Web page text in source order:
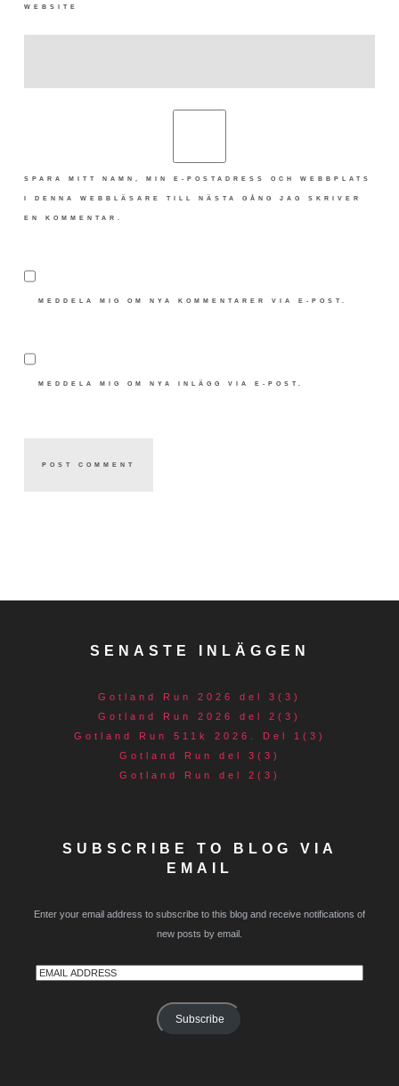
WEBSITE
SPARA MITT NAMN, MIN E-POSTADRESS OCH WEBBPLATS
I DENNA WEBBLÄSARE TILL NÄSTA GÅNG JAG SKRIVER
EN KOMMENTAR.
MEDDELA MIG OM NYA KOMMENTARER VIA E-POST.
MEDDELA MIG OM NYA INLÄGG VIA E-POST.
SENASTE INLÄGGEN
Gotland Run 2026 del 3(3)
Gotland Run 2026 del 2(3)
Gotland Run 511k 2026. Del 1(3)
Gotland Run del 3(3)
Gotland Run del 2(3)
SUBSCRIBE TO BLOG VIA
EMAIL
Enter your email address to subscribe to this blog and receive notifications of
new posts by email.
Email
Subscribe